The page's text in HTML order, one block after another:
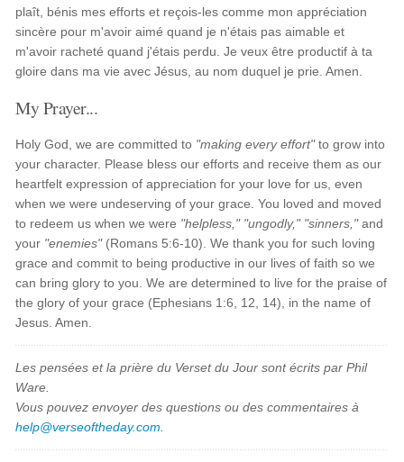
plaît, bénis mes efforts et reçois-les comme mon appréciation
sincère pour m'avoir aimé quand je n'étais pas aimable et
m'avoir racheté quand j'étais perdu. Je veux être productif à ta
gloire dans ma vie avec Jésus, au nom duquel je prie. Amen.
My Prayer...
Holy God, we are committed to "making every effort"to grow into
your character. Please bless our efforts and receive them as our
heartfelt expression of appreciation for your love for us, even
when we were undeserving of your grace. You loved and moved
to redeem us when we were "helpless," "ungodly," "sinners,"and
your "enemies"(Romans 5:6-10). We thank you for such loving
grace and commit to being productive in our lives of faith so we
can bring glory to you. We are determined to live for the praise of
the glory of your grace (Ephesians 1:6, 12, 14), in the name of
Jesus. Amen.
Les pensées et la prière du Verset du Jour sont écrits par Phil
Ware.
Vous pouvez envoyer des questions ou des commentaires à
help@verseoftheday.com